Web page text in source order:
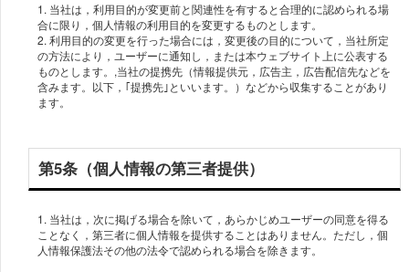
1. 当社は，利用目的が変更前と関連性を有すると合理的に認められる場
合に限り，個人情報の利用目的を変更するものとします。
2. 利用目的の変更を行った場合には，変更後の目的について，当社所定
の方法により，ユーザーに通知し，または本ウェブサイト上に公表する
ものとします。,当社の提携先（情報提供元，広告主，広告配信先などを
含みます。以下，｢提携先｣といいます。）などから収集することがあり
ます。
第5条（個人情報の第三者提供）
1. 当社は，次に掲げる場合を除いて，あらかじめユーザーの同意を得る
ことなく，第三者に個人情報を提供することはありません。ただし，個
人情報保護法その他の法令で認められる場合を除きます。